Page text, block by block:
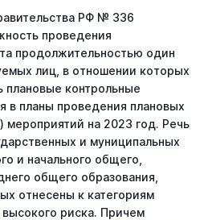
РФ № 336
проведения
продолжительностью один
лиц, в отношении которых
плановые контрольные
в планы проведения плановых
мероприятий на 2023 год. Речь
и муниципальных
и начального общего,
общего образования,
отнесены к категориям
риска. Причем